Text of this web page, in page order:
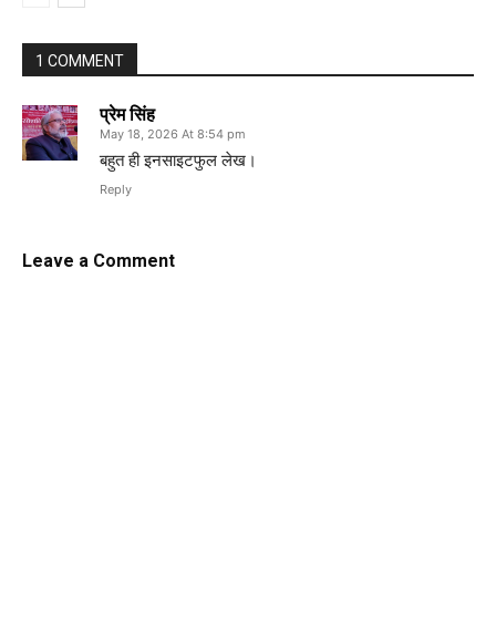
1 COMMENT
प्रेम सिंह
May 18, 2026 At 8:54 pm
बहुत ही इनसाइटफुल लेख।
Reply
Leave a Comment